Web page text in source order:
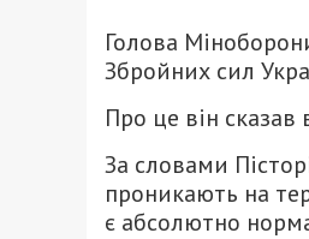
Голова
Збройних сил
Про це він сказав
За словами
проникають на
є абсолютно